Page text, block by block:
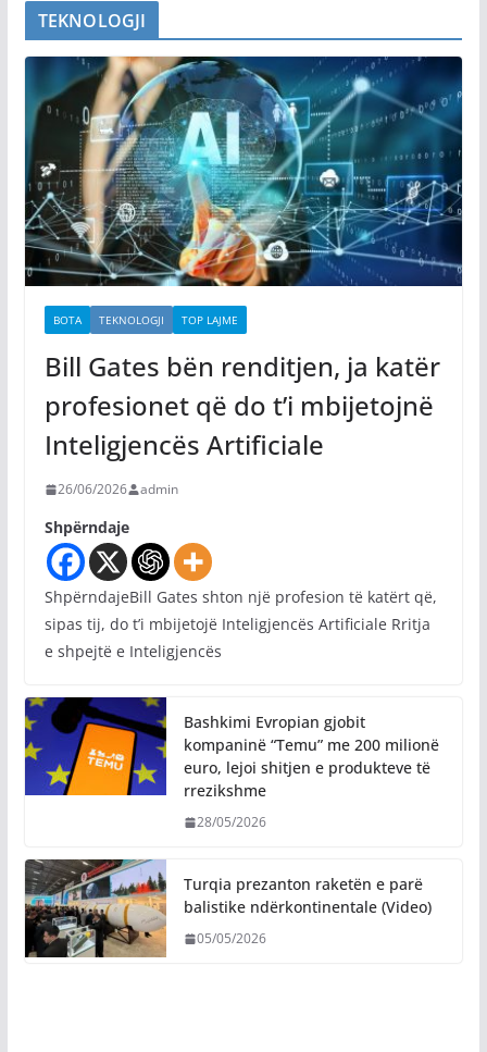
TEKNOLOGJI
BOTA TEKNOLOGJI TOP LAJME
Bill Gates bën renditjen, ja katër
profesionet që do t’i mbijetojnë
Inteligjencës Artificiale
26/06/2026 admin
Shpërndaje
ShpërndajeBill Gates shton një profesion të katërt që,
sipas tij, do t’i mbijetojë Inteligjencës Artificiale Rritja
e shpejtë e Inteligjencës
Bashkimi Evropian gjobit
kompaninë “Temu” me 200 milionë
euro, lejoi shitjen e produkteve të
rrezikshme
28/05/2026
Turqia prezanton raketën e parë
balistike ndërkontinentale (Video)
05/05/2026